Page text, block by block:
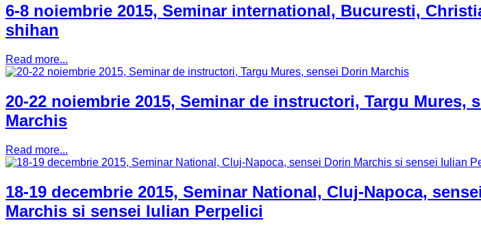
6-8 noiembrie 2015, Seminar international, Bucuresti,
shihan
Read more...
20-22 noiembrie 2015, Seminar de instructori, Targu Mures,
Marchis
Read more...
18-19 decembrie 2015, Seminar National, Cluj-Napoca,
Marchis si sensei Iulian Perpelici